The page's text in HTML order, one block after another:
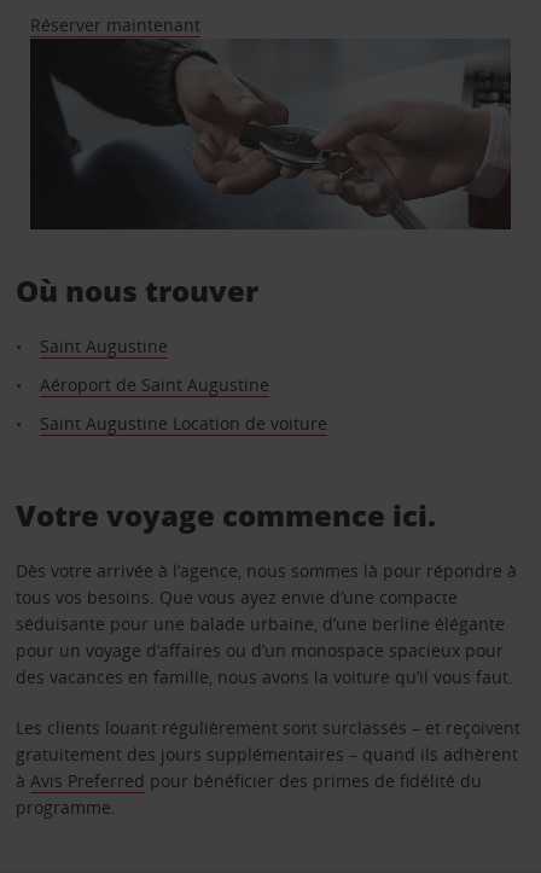
Réserver maintenant
Où nous trouver
Saint Augustine
Aéroport de Saint Augustine
Saint Augustine Location de voiture
Votre voyage commence ici.
Dès votre arrivée à l’agence, nous sommes là pour répondre à
tous vos besoins. Que vous ayez envie d’une compacte
séduisante pour une balade urbaine, d’une berline élégante
pour un voyage d’affaires ou d’un monospace spacieux pour
des vacances en famille, nous avons la voiture qu’il vous faut.
Les clients louant régulièrement sont surclassés – et reçoivent
gratuitement des jours supplémentaires – quand ils adhèrent
à Avis Preferred pour bénéficier des primes de fidélité du
programme.